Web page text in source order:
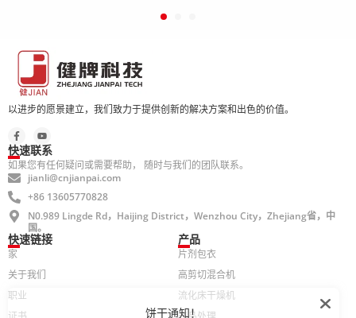
以进步的愿景建立，我们致力于提供创新的解决方案和出色的价值。
快速链接
家
关于我们
职业
产品
片剂包衣
高剪切混合机
流化床干燥机
快速联系
如果您有任何疑问或需要帮助， 随时与我们的团队联系。
jianli@cnjianpai.com
+86 13605770828
N0.989 Lingde Rd，Haijing District，Wenzhou City，Zhejiang省，中
国。
饼干通知！